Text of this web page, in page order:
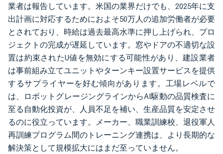
業者は報告しています。米国の業界だけでも、2025年に支
出計画に対応するためにおよそ50万人の追加労働者が必要
とされており、時給は過去最高水準に押し上げられ、プロ
ジェクトの完成が遅延しています。窓やドアの不適切な設
置は約束されたU値を無効にする可能性があり、建設業者
は事前組み立てユニットやターンキー設置サービスを提供
するサプライヤーを好む傾向があります。工場レベルで
は、ロボットグレージングラインからAI駆動の品質検査に
至る自動化投資が、人員不足を補い、生産品質を安定させ
るのに役立っています。メーカー、職業訓練校、退役軍人
再訓練プログラム間のトレーニング連携は、より長期的な
解決策として規模拡大にはまだ至っていません。